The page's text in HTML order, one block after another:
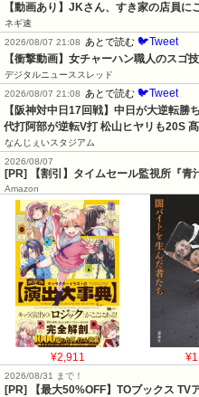
【動画あり】JKさん、すき家の店員
ネギ速
2026/08/07 21:08
あとで読む 🐦Tweet
【衝撃動画】女チャーハン職人のスゴ
デジタルニューススレッド
2026/08/07 21:08
あとで読む 🐦Tweet
【阪神対中日17回戦】中日が大逆転
代打阿部が逆転V打 松山ヒヤリも20S
なんじぇいスタジアム
2026/08/07
[PR] 【割引】タイムセール監視所『青
Amazon
¥2,911
2026/08/31 まで！
[PR] 【最大50%OFF】TOブックス TV